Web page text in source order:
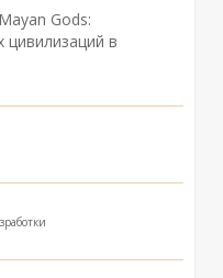
Gods:
цивилизаций в